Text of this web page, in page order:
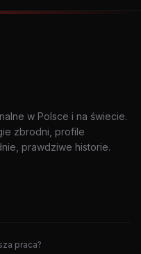
w Polsce i na świecie.
zbrodni, profile
prawdziwe historie.
praca?